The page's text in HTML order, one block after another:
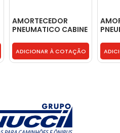
AMORTECEDOR
PNEUMATICO CABINE
ADICIONAR À COTAÇÃO